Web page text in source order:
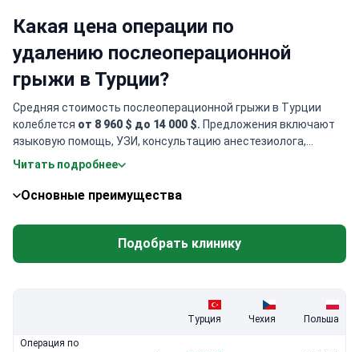
Какая цена операции по
удалению послеоперационной
грыжи в Турции?
Средняя стоимость послеоперационной грыжи в Турции
колеблется от 8 960 $ до 14 000 $. Предложения включают
языковую помощь, УЗИ, консультацию анестезиолога,
электрокардиограмму, контрольное обследование,
предоперационные анализы, общую анестезию,
консультацию врача, но проживание и транспорт не
Читать подробнее
Основные преимущества
Подобрать клинику
Турция Чехия Польша
Операция по